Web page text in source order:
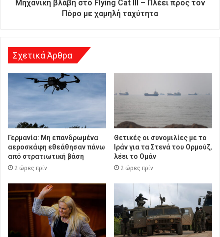
υ
η
Μηχανική βλάβη στο Flying Cat III – Πλέει προς τον
Πόρο με χαμηλή ταχύτητα
Σχετικά Άρθρα
Γερμανία: Μη επανδρωμένα
αεροσκάφη εθεάθησαν πάνω
από στρατιωτική βάση
2 ώρες πρίν
Θετικές οι συνομιλίες με το
Ιράν για τα Στενά του Ορμούζ,
λέει το Ομάν
2 ώρες πρίν